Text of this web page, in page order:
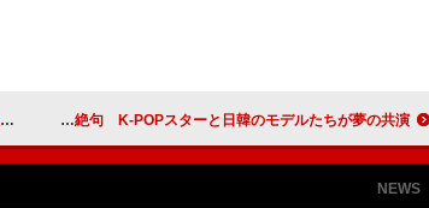
FTISLANDホンギ、冨永愛の身長に絶句 K-POPスターと日韓のモデルたちが夢の共演
NEWS